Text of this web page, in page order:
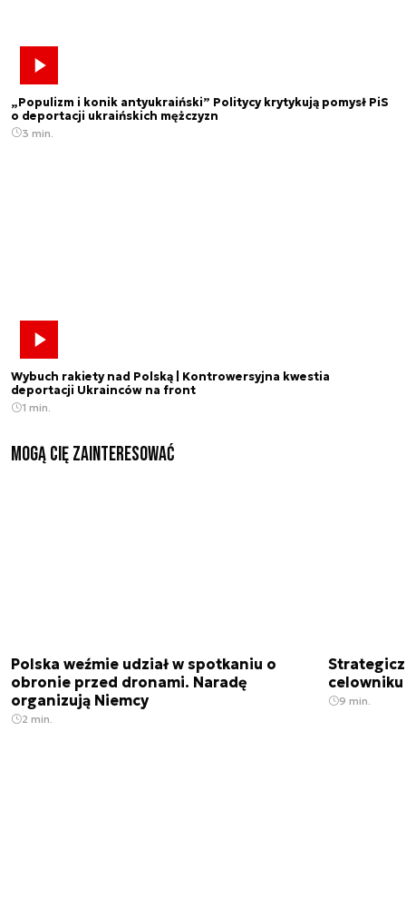
„Populizm i konik antyukraiński” Politycy krytykują pomysł PiS
o deportacji ukraińskich mężczyzn
3 min.
Wybuch rakiety nad Polską | Kontrowersyjna kwestia
deportacji Ukrainców na front
1 min.
Mogą Cię zainteresować
Polska weźmie udział w spotkaniu o
obronie przed dronami. Naradę
organizują Niemcy
2 min.
9 min.